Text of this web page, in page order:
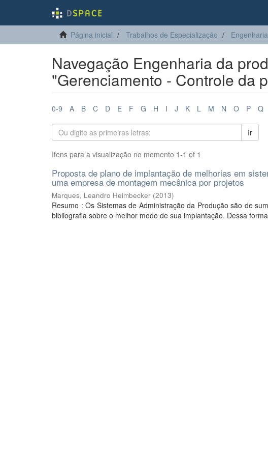
Página inicial Trabalhos de Especialização
Navegação Engenharia da
"Gerenciamento - Controle da
0-9 A B C D E F G H I J K L M N O P Q
Ir
Itens para a visualização no momento 1-1 of 1
Proposta de plano de implantação de melhorias em
uma empresa de montagem mecânica por projetos
Marques, Leandro Heimbecker (2013)
Resumo : Os Sistemas de Administração da Produção são de
bibliografia sobre o melhor modo de sua implantação. Dessa